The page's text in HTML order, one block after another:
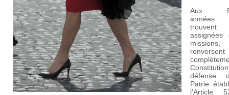
Aux
trouvent
assignées
renversent
défense
Patrie
l’Article